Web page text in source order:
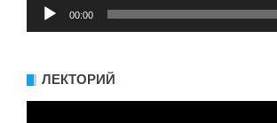
00:00
ЛЕКТОРИЙ